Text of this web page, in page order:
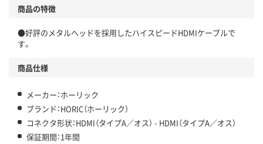
商品の特徴
●好評のメタルヘッドを採用したハイスピードHDMIケーブルで
す。
商品仕様
メーカー：ホーリック
ブランド：HORIC（ホーリック）
コネクタ形状：HDMI（タイプA／オス） - HDMI（タイプA／オス）
保証期間：1年間